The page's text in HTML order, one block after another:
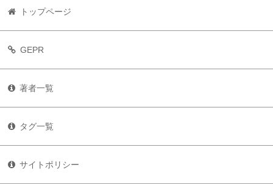
トップページ
GEPR
著者一覧
タグ一覧
サイトポリシー